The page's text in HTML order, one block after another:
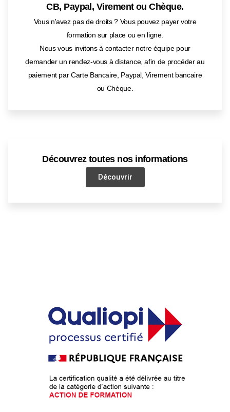
CB, Paypal, Virement ou Chèque.
Vous n'avez pas de droits ? Vous pouvez payer votre
formation sur place ou en ligne.
Nous vous invitons à contacter notre équipe pour
demander un rendez-vous à distance, afin de procéder au
paiement par Carte Bancaire, Paypal, Virement bancaire
ou Chèque.
Découvrez toutes nos informations
Découvrir